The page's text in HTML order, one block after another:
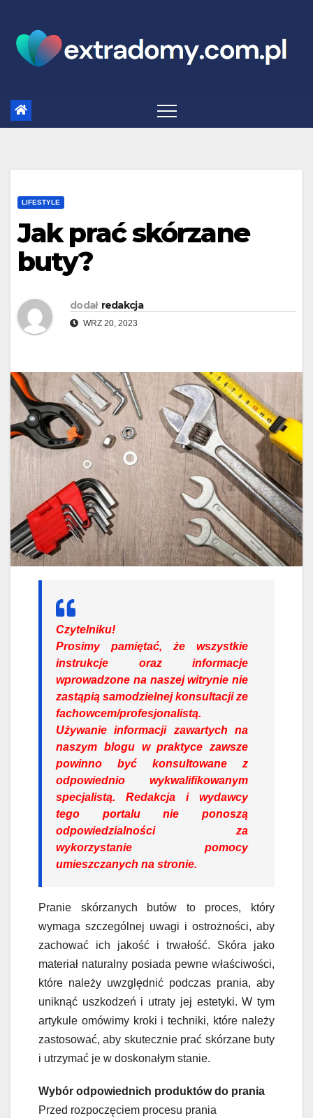
content
LIFESTYLE
Jak prać skórzane
buty?
dodał redakcja
WRZ 20, 2023
Czytelniku!
Prosimy pamiętać, że wszystkie
instrukcje oraz informacje
wprowadzone na naszej witrynie nie
zastąpią samodzielnej konsultacji ze
fachowcem/profesjonalistą.
Używanie informacji zawartych na
naszym blogu w praktyce zawsze
powinno być konsultowane z
odpowiednio wykwalifikowanym
specjalistą. Redakcja i wydawcy
tego portalu nie ponoszą
odpowiedzialności za
wykorzystanie pomocy
umieszczanych na stronie.
Pranie skórzanych butów to proces, który
wymaga szczególnej uwagi i ostrożności, aby
zachować ich jakość i trwałość. Skóra jako
materiał naturalny posiada pewne właściwości,
które należy uwzględnić podczas prania, aby
uniknąć uszkodzeń i utraty jej estetyki. W tym
artykule omówimy kroki i techniki, które należy
zastosować, aby skutecznie prać skórzane buty
i utrzymać je w doskonałym stanie.
Wybór odpowiednich produktów do prania
Przed rozpoczęciem procesu prania